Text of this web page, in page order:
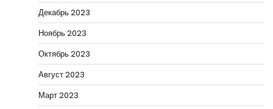
Декабрь 2023
Ноябрь 2023
Октябрь 2023
Август 2023
Март 2023